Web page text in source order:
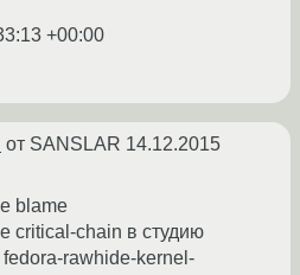
+00:00
от SANSLAR 14.12.2015
blame
critical-chain в студию
rawhide-kernel-